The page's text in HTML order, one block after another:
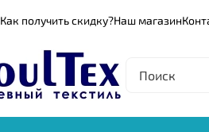
Как получить скидку?Наш магазин